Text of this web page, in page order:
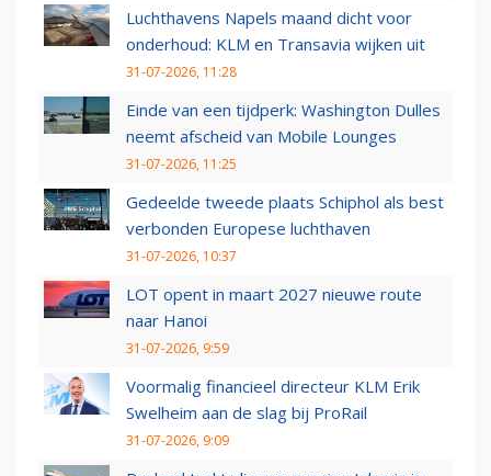
Luchthavens Napels maand dicht voor
onderhoud: KLM en Transavia wijken uit
31-07-2026, 11:28
Einde van een tijdperk: Washington Dulles
neemt afscheid van Mobile Lounges
31-07-2026, 11:25
Gedeelde tweede plaats Schiphol als best
verbonden Europese luchthaven
31-07-2026, 10:37
LOT opent in maart 2027 nieuwe route
naar Hanoi
31-07-2026, 9:59
Voormalig financieel directeur KLM Erik
Swelheim aan de slag bij ProRail
31-07-2026, 9:09